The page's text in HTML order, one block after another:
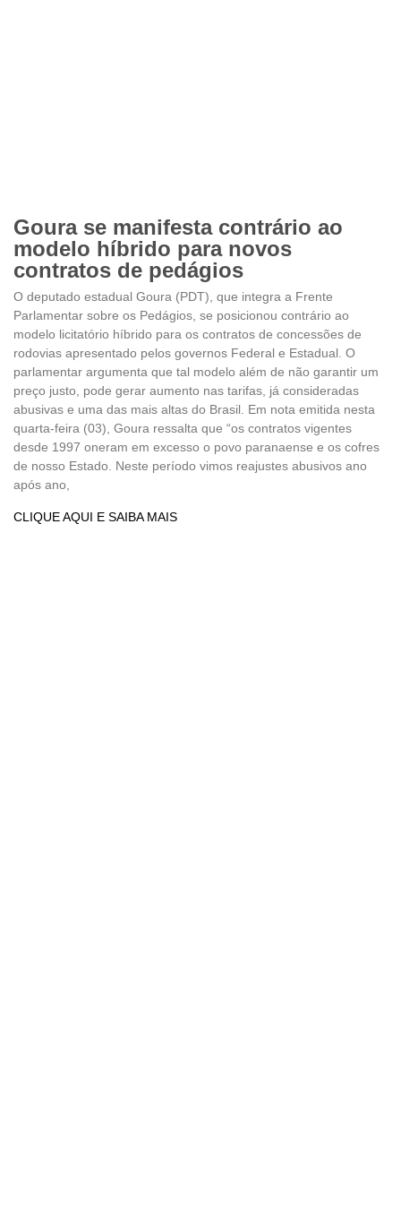
Goura se manifesta contrário ao
modelo híbrido para novos
contratos de pedágios
O deputado estadual Goura (PDT), que integra a Frente
Parlamentar sobre os Pedágios, se posicionou contrário ao
modelo licitatório híbrido para os contratos de concessões de
rodovias apresentado pelos governos Federal e Estadual. O
parlamentar argumenta que tal modelo além de não garantir um
preço justo, pode gerar aumento nas tarifas, já consideradas
abusivas e uma das mais altas do Brasil. Em nota emitida nesta
quarta-feira (03), Goura ressalta que “os contratos vigentes
desde 1997 oneram em excesso o povo paranaense e os cofres
de nosso Estado. Neste período vimos reajustes abusivos ano
após ano,
CLIQUE AQUI E SAIBA MAIS